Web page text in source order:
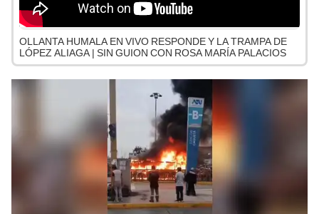
OLLANTA HUMALA EN VIVO RESPONDE Y LA TRAMPA DE
LÓPEZ ALIAGA | SIN GUION CON ROSA MARÍA PALACIOS